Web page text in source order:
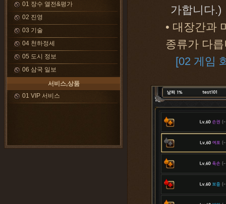
01 장수 열전&평가
02 진영
03 기술
04 천하정세
05 도시 정보
06 삼국 일보
서비스,상품
01 VIP 서비스
가합니다.)
• 대장간과
종류가 다
[02 게임